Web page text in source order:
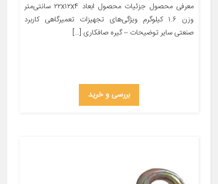
معرفی محصول جزئیات محصول ابعاد ۲۲x۱۲x۴ سانتی‌متر
وزن ۱.۶ کیلوگرم ویژگی‌های تجهیزات تعمیرگاهی کاربرد
صنعتی سایر توضیحات – گیره صافکاری […]
بررسی و خرید